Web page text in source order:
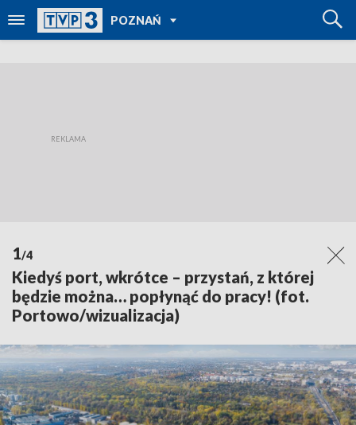
POZNAŃ
POWRÓT DO
TVP REGIONY
1/4
Kiedyś port, wkrótce – przystań, z której
będzie można… popłynąć do pracy! (fot.
Portowo/wizualizacja)